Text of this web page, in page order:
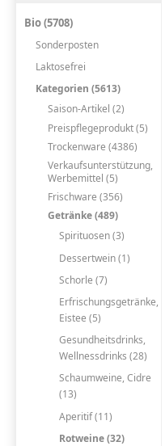
Bio (5708)
Sonderposten
Laktosefrei
Kategorien (5613)
Saison-Artikel (2)
Preispflegeprodukt (5)
Trockenware (4386)
Verkaufsunterstützung,
Werbemittel (5)
Frischware (356)
Getränke (489)
Spirituosen (3)
Dessertwein (1)
Schorle (7)
Erfrischungsgetränke,
Eistee (5)
Gesundheitsdrinks,
Wellnessdrinks (28)
Schaumweine, Cidre
(13)
Aperitif (11)
Rotweine (32)